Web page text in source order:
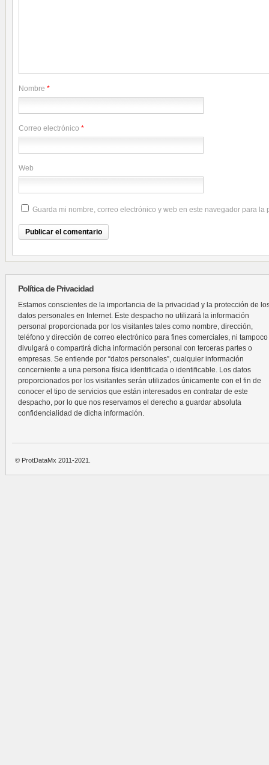
Nombre *
Correo electrónico *
Web
Guarda mi nombre, correo electrónico y web en este navegador para la
Política de Privacidad
Estamos conscientes de la importancia de la privacidad y la protección de
datos personales en Internet. Este despacho no utilizará la información
personal proporcionada por los visitantes tales como nombre, dirección,
teléfono y dirección de correo electrónico para fines comerciales, ni tampoco
divulgará o compartirá dicha información personal con terceras partes o
empresas. Se entiende por “datos personales”, cualquier información
concerniente a una persona física identificada o identificable. Los datos
proporcionados por los visitantes serán utilizados únicamente con el fin de
conocer el tipo de servicios que están interesados en contratar de este
despacho, por lo que nos reservamos el derecho a guardar absoluta
confidencialidad de dicha información.
© ProtDataMx 2011-2021.